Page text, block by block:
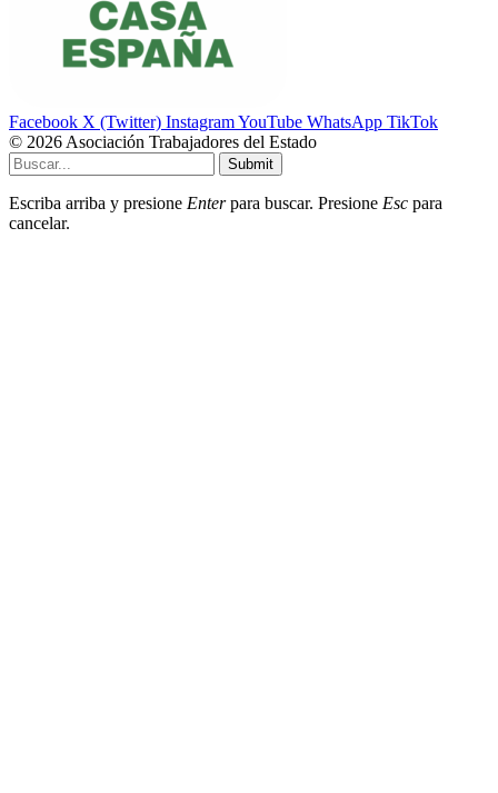
Facebook X (Twitter) InstagramYouTube WhatsApp TikTok
© 2026 Asociación Trabajadores del Estado
Submit
Escriba arriba y presione Enterpara buscar. Presione Esc para
cancelar.